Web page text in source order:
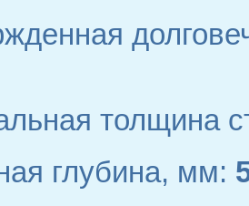
толщина
глубина, мм: